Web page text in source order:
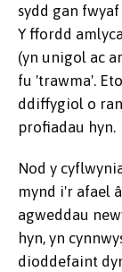
sydd gan
Y ffordd
(yn unigol ac
fu 'trawma'.
ddiffygiol o
profiadau hyn.
Nod y
mynd i'r afael
agweddau
hyn, yn
dioddefaint